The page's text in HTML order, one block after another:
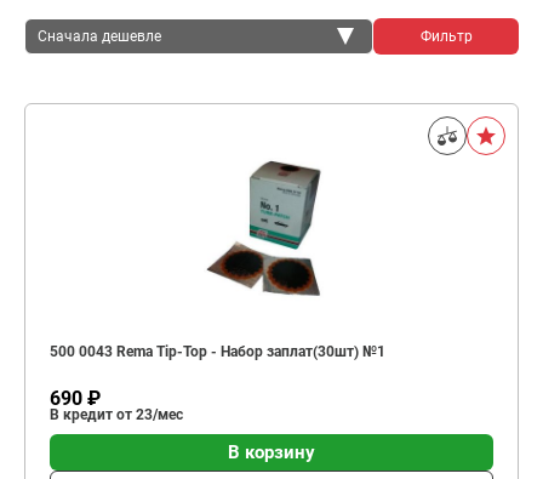
Сначала дешевле Фильтр
500 0043 Rema Tip-Top - Набор заплат(30шт) №1
690 ₽
В кредит от 23/мес
В корзину